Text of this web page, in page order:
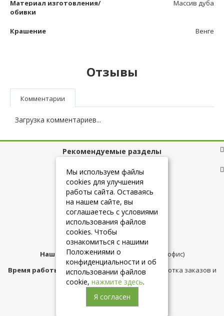
Материал изготовления/
обивки
Массив дуба
Крашение Венге
Отзывы
Комментарии
Загрузка комментариев...
Рекомендуемые разделы
Полезные ссылки
+7 (925) 084-10-60
Наш адрес:Москва,ул.Плещеева д.12 (офис)
Время работы магазина:с 10:00 до 21:00 (обработка заказов и
консультация)
Мы используем файлы
cookies для улучшения
работы сайта. Оставаясь
на нашем сайте, вы
соглашаетесь с условиями
использования файлов
cookies. Чтобы
ознакомиться с нашими
Положениями о
конфиденциальности и об
использовании файлов
cookie, нажмите здесь.
Я согласен